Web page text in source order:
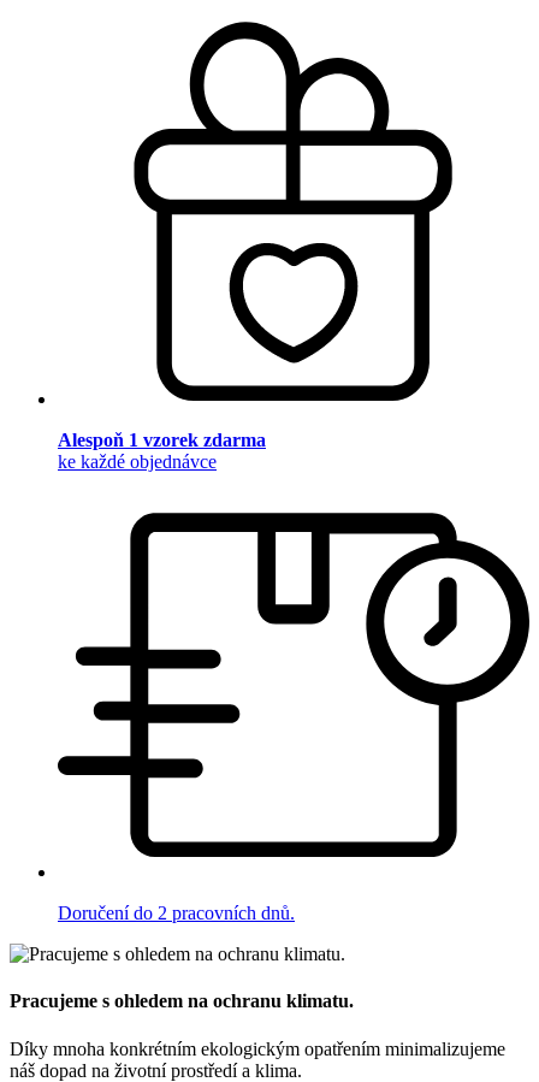
Alespoň 1 vzorek zdarma
ke každé objednávce
Doručení do 2 pracovních dnů.
Pracujeme s ohledem na ochranu klimatu.
Díky mnoha konkrétním ekologickým opatřením minimalizujeme
náš dopad na životní prostředí a klima.